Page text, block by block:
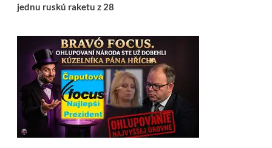
jednu ruskú raketu z 28